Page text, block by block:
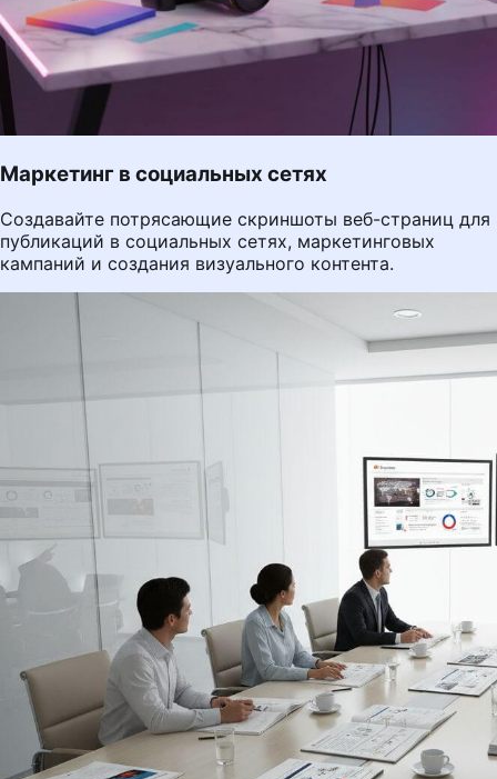
Маркетинг в социальных сетях
Создавайте потрясающие скриншоты веб-страниц для
публикаций в социальных сетях, маркетинговых
кампаний и создания визуального контента.